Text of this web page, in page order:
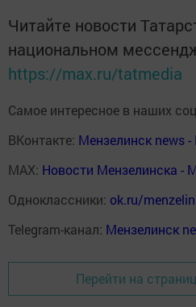
Читайте новости
национальном
https://max.ru/tatmedia
Самое интересное в наших
ВКонтакте: Мензелинск news
MAX: Новости Мензелинска -
Одноклассники: ok.ru/
Telegram-канал: Мензелинск
Перейти на